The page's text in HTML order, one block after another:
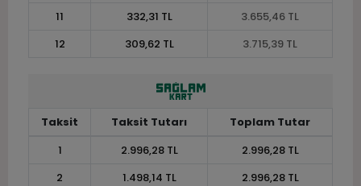
11
332,31 TL
3.655,46 TL
12
309,62 TL 3.715,39 TL
Taksit Taksit Tutarı
Toplam Tutar
1
2.996,28 TL
2.996,28 TL
2
1.498,14 TL
2.996,28 TL